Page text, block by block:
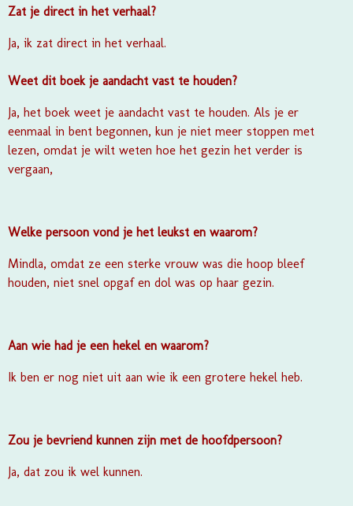
Zat je direct in het verhaal?
Ja, ik zat direct in het verhaal.
Weet dit boek je aandacht vast te houden?
Ja, het boek weet je aandacht vast te houden. Als je er
eenmaal in bent begonnen, kun je niet meer stoppen met
lezen, omdat je wilt weten hoe het gezin het verder is
vergaan,
Welke persoon vond je het leukst en waarom?
Mindla, omdat ze een sterke vrouw was die hoop bleef
houden, niet snel opgaf en dol was op haar gezin.
Aan wie had je een hekel en waarom?
Ik ben er nog niet uit aan wie ik een grotere hekel heb.
Zou je bevriend kunnen zijn met de hoofdpersoon?
Ja, dat zou ik wel kunnen.